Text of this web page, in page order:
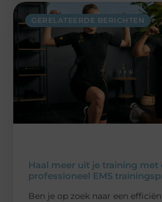
GERELATEERDE BERICHTEN
Haal meer uit je training met
professioneel EMS
Ben je op zoek naar een